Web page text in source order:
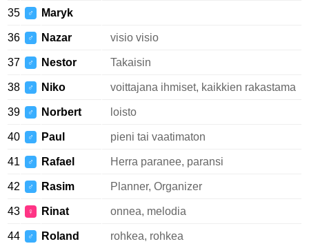
35 ♂ Maryk
36 ♂ Nazar visio visio
37 ♂ Nestor Takaisin
38 ♂ Niko voittajana ihmiset, kaikkien rakastama
39 ♂ Norbert loisto
40 ♂ Paul pieni tai vaatimaton
41 ♂ Rafael Herra paranee, paransi
42 ♂ Rasim Planner, Organizer
43 ♀ Rinat onnea, melodia
44 ♂ Roland rohkea, rohkea